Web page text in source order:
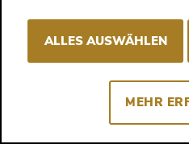
Nah dran!
Mit Ziereis Faksimiles
wie hier beim Treffen
Kommen Sie mit uns auf Reisen!
ALLES AUSWÄHLEN
MEHR